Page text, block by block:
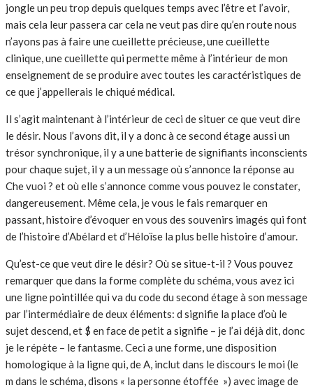
jongle un peu trop depuis quelques temps avec l’être et l’avoir,
mais cela leur passera car cela ne veut pas dire qu’en route nous
n’ayons pas à faire une cueillette précieuse, une cueillette
clinique, une cueillette qui permette même à l’intérieur de mon
enseignement de se produire avec toutes les caractéristiques de
ce que j’appellerais le chiqué médical.
Il s’agit maintenant à l’intérieur de ceci de situer ce que veut dire
le désir. Nous l’avons dit, il y a donc à ce second étage aussi un
trésor synchronique, il y a une batterie de signifiants inconscients
pour chaque sujet, il y a un message où s’annonce la réponse au
Che vuoi ? et où elle s’annonce comme vous pouvez le constater,
dangereusement. Même cela, je vous le fais remarquer en
passant, histoire d’évoquer en vous des souvenirs imagés qui font
de l’histoire d’Abélard et d’Héloïse la plus belle histoire d’amour.
Qu’est-ce que veut dire le désir? Où se situe-t-il ? Vous pouvez
remarquer que dans la forme complète du schéma, vous avez ici
une ligne pointillée qui va du code du second étage à son message
par l’intermédiaire de deux éléments: d signifie la place d’où le
sujet descend, et $ en face de petit a signifie – je l’ai déjà dit, donc
je le répète – le fantasme. Ceci a une forme, une disposition
homologique à la ligne qui, de A, inclut dans le discours le moi (le
m dans le schéma, disons « la personne étoffée ») avec image de